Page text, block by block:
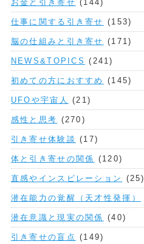
お金と引き寄せ (144)
仕事に関する引き寄せ (153)
脳の仕組みと引き寄せ (171)
NEWS&TOPICS (241)
初めての方におすすめ (145)
UFOや宇宙人 (21)
感性と思考 (270)
引き寄せ体験談 (17)
体と引き寄せの関係 (120)
直感やインスピレーション (25)
潜在能力の覚醒（天才性発揮）
潜在意識と現実の関係 (40)
引き寄せの盲点 (149)